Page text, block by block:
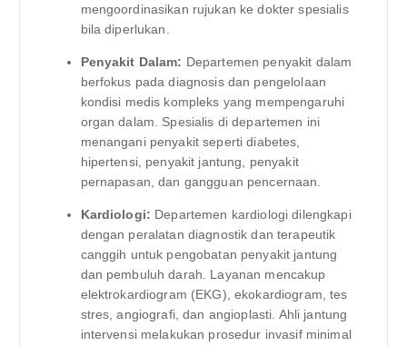
mengoordinasikan rujukan ke dokter spesialis
bila diperlukan.
Penyakit Dalam: Departemen penyakit dalam
berfokus pada diagnosis dan pengelolaan
kondisi medis kompleks yang mempengaruhi
organ dalam. Spesialis di departemen ini
menangani penyakit seperti diabetes,
hipertensi, penyakit jantung, penyakit
pernapasan, dan gangguan pencernaan.
Kardiologi: Departemen kardiologi dilengkapi
dengan peralatan diagnostik dan terapeutik
canggih untuk pengobatan penyakit jantung
dan pembuluh darah. Layanan mencakup
elektrokardiogram (EKG), ekokardiogram, tes
stres, angiografi, dan angioplasti. Ahli jantung
intervensi melakukan prosedur invasif minimal